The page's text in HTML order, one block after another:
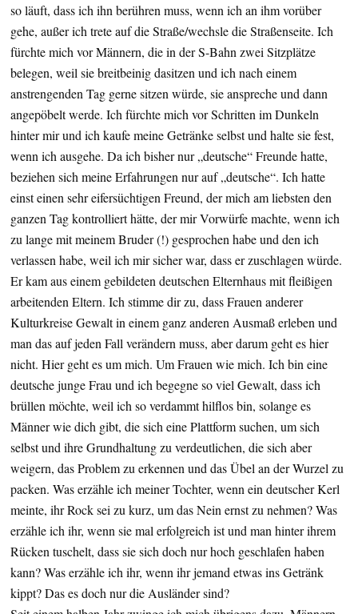
so läuft, dass ich ihn berühren muss, wenn ich an ihm vorüber
gehe, außer ich trete auf die Straße/wechsle die Straßenseite. Ich
fürchte mich vor Männern, die in der S-Bahn zwei Sitzplätze
belegen, weil sie breitbeinig dasitzen und ich nach einem
anstrengenden Tag gerne sitzen würde, sie anspreche und dann
angepöbelt werde. Ich fürchte mich vor Schritten im Dunkeln
hinter mir und ich kaufe meine Getränke selbst und halte sie fest,
wenn ich ausgehe. Da ich bisher nur „deutsche“ Freunde hatte,
beziehen sich meine Erfahrungen nur auf „deutsche“. Ich hatte
einst einen sehr eifersüchtigen Freund, der mich am liebsten den
ganzen Tag kontrolliert hätte, der mir Vorwürfe machte, wenn ich
zu lange mit meinem Bruder (!) gesprochen habe und den ich
verlassen habe, weil ich mir sicher war, dass er zuschlagen würde.
Er kam aus einem gebildeten deutschen Elternhaus mit fleißigen
arbeitenden Eltern. Ich stimme dir zu, dass Frauen anderer
Kulturkreise Gewalt in einem ganz anderen Ausmaß erleben und
man das auf jeden Fall verändern muss, aber darum geht es hier
nicht. Hier geht es um mich. Um Frauen wie mich. Ich bin eine
deutsche junge Frau und ich begegne so viel Gewalt, dass ich
brüllen möchte, weil ich so verdammt hilflos bin, solange es
Männer wie dich gibt, die sich eine Plattform suchen, um sich
selbst und ihre Grundhaltung zu verdeutlichen, die sich aber
weigern, das Problem zu erkennen und das Übel an der Wurzel zu
packen. Was erzähle ich meiner Tochter, wenn ein deutscher Kerl
meinte, ihr Rock sei zu kurz, um das Nein ernst zu nehmen? Was
erzähle ich ihr, wenn sie mal erfolgreich ist und man hinter ihrem
Rücken tuschelt, dass sie sich doch nur hoch geschlafen haben
kann? Was erzähle ich ihr, wenn ihr jemand etwas ins Getränk
kippt? Das es doch nur die Ausländer sind?